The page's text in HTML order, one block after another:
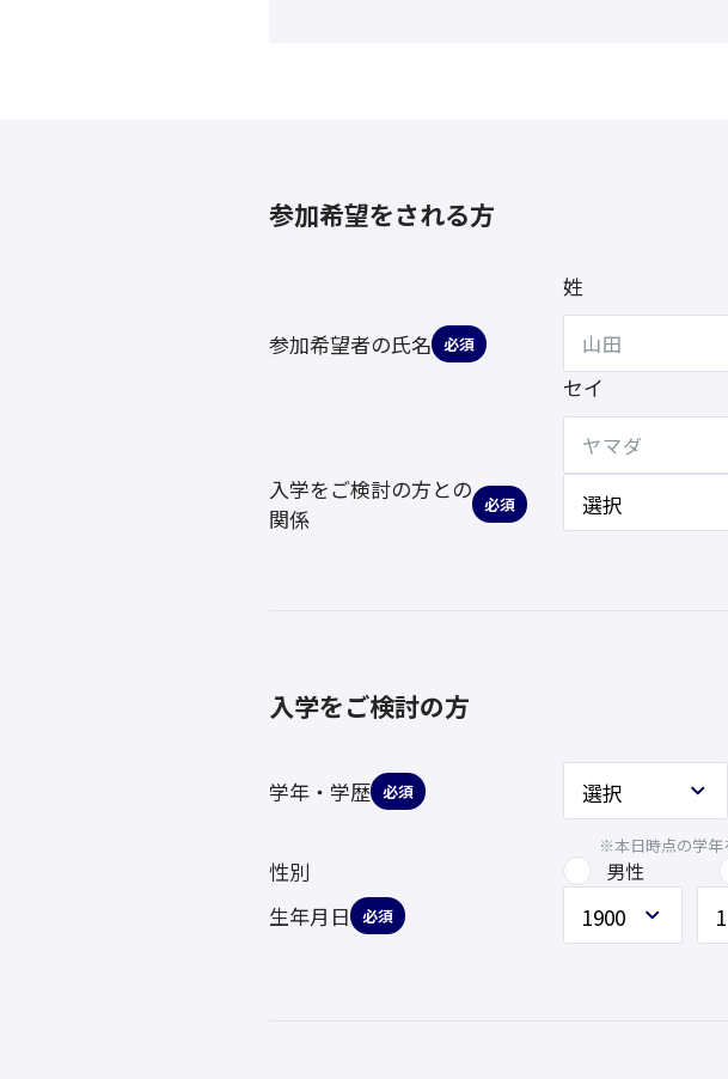
参加希望をされる方
参加希望者の氏名 必須
姓
セイ
入学をご検討の方との
関係
必須
入学をご検討の方
学年・学歴 必須
※本日時点の学年
性別 男性
生年月日 必須